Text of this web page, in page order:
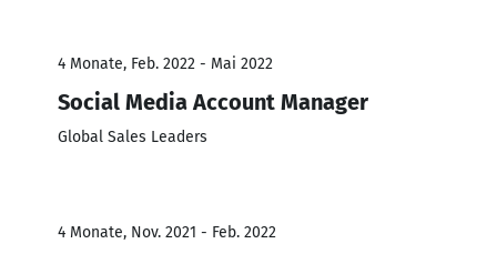
4 Monate, Feb. 2022 - Mai 2022
Social Media Account Manager
Global Sales Leaders
4 Monate, Nov. 2021 - Feb. 2022